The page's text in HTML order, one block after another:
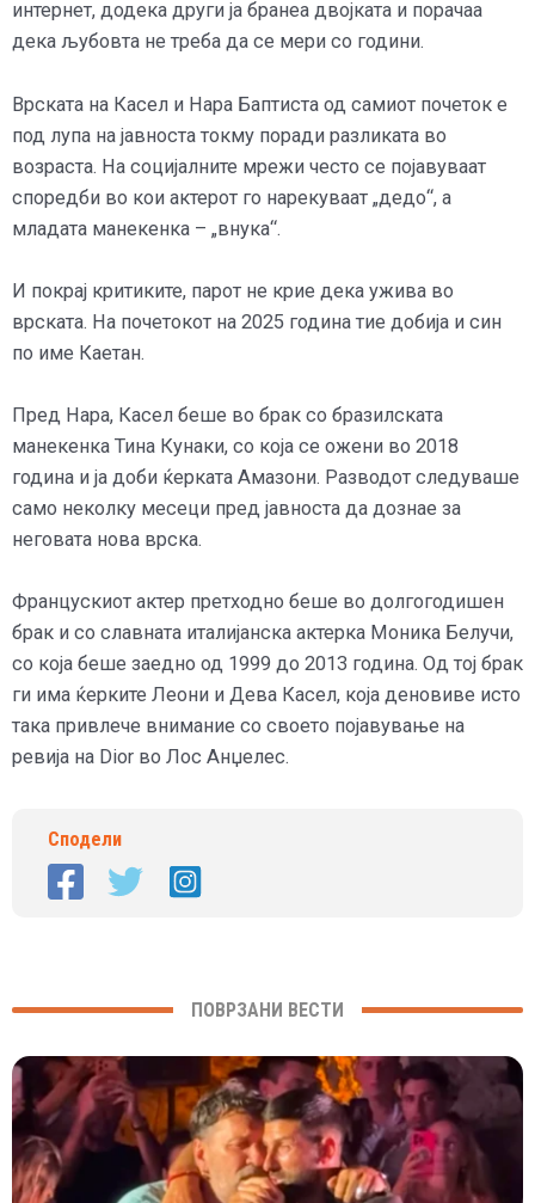
интернет, додека други ја бранеа двојката и порачаа
дека љубовта не треба да се мери со години.
Врската на Касел и Нара Баптиста од самиот почеток е
под лупа на јавноста токму поради разликата во
возраста. На социјалните мрежи често се појавуваат
споредби во кои актерот го нарекуваат „дедо“, а
младата манекенка – „внука“.
И покрај критиките, парот не крие дека ужива во
врската. На почетокот на 2025 година тие добија и син
по име Каетан.
Пред Нара, Касел беше во брак со бразилската
манекенка Тина Кунаки, со која се ожени во 2018
година и ја доби ќерката Амазони. Разводот следуваше
само неколку месеци пред јавноста да дознае за
неговата нова врска.
Францускиот актер претходно беше во долгогодишен
брак и со славната италијанска актерка Моника Белучи,
со која беше заедно од 1999 до 2013 година. Од тој брак
ги има ќерките Леони и Дева Касел, која деновиве исто
така привлече внимание со своето појавување на
ревија на Dior во Лос Анџелес.
Сподели
ПОВРЗАНИ ВЕСТИ